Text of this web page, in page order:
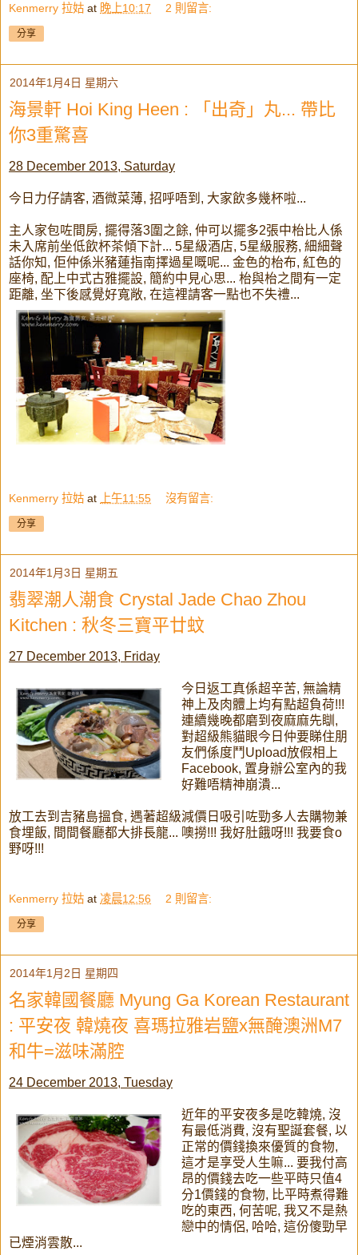
Kenmerry 拉姑 at 晚上10:17 2 則留言:
分享
2014年1月4日 星期六
海景軒 Hoi King Heen : 「出奇」丸... 帶比
你3重驚喜
28 December 2013, Saturday
今日力仔請客, 酒微菜薄, 招呼唔到, 大家飲多幾杯啦...
主人家包咗間房, 擺得落3圍之餘, 仲可以擺多2張中枱比人係
未入席前坐低飲杯茶傾下計... 5星級酒店, 5星級服務, 細細聲
話你知, 佢仲係米豬蓮指南擇過星嘅呢... 金色的枱布, 紅色的
座椅, 配上中式古雅擺設, 簡約中見心思... 枱與枱之間有一定
距離, 坐下後感覺好寬敞, 在這裡請客一點也不失禮...
Kenmerry 拉姑 at 上午11:55 沒有留言:
分享
2014年1月3日 星期五
翡翠潮人潮食 Crystal Jade Chao Zhou
Kitchen : 秋冬三寶平廿蚊
27 December 2013, Friday
今日返工真係超辛苦, 無論精
神上及肉體上均有點超負荷!!!
連續幾晚都磨到夜麻麻先瞓,
對超級熊貓眼今日仲要睇住朋
友們係度鬥Upload放假相上
Facebook, 置身辦公室內的我
好難唔精神崩潰...
放工去到吉豬島搵食, 遇著超級減價日吸引咗勁多人去購物兼
食埋飯, 間間餐廳都大排長龍... 噢撈!!! 我好肚餓呀!!! 我要食o
野呀!!!
Kenmerry 拉姑 at 凌晨12:56 2 則留言:
分享
2014年1月2日 星期四
名家韓國餐廳 Myung Ga Korean Restaurant
: 平安夜 韓燒夜 喜瑪拉雅岩鹽x無醃澳洲M7
和牛=滋味滿腔
24 December 2013, Tuesday
近年的平安夜多是吃韓燒, 沒
有最低消費, 沒有聖誕套餐, 以
正常的價錢換來優質的食物,
這才是享受人生嘛... 要我付高
昂的價錢去吃一些平時只值4
分1價錢的食物, 比平時煮得難
吃的東西, 何苦呢, 我又不是熱
戀中的情侶, 哈哈, 這份傻勁早
已煙消雲散...